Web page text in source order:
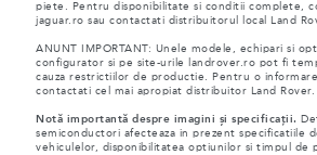
piete. Pentru disponibilitate si conditii complete,
jaguar.ro sau contactati distribuitorul local Land
ANUNT IMPORTANT: Unele modele, echipari si
configurator si pe site-urile landrover.ro pot fi
cauza restrictiilor de productie. Pentru o
contactati cel mai apropiat distribuitor Land Rover.
Notă importantă despre imagini și specificații.
semiconductori afecteaza in prezent specificatiile
vehiculelor, disponibilitatea optiunilor si timpul de